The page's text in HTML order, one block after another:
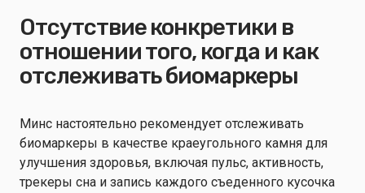
Отсутствие конкретики в
отношении того, когда и как
отслеживать биомаркеры
Минс настоятельно рекомендует отслеживать
биомаркеры в качестве краеугольного камня для
улучшения здоровья, включая пульс, активность,
трекеры сна и запись каждого съеденного кусочка